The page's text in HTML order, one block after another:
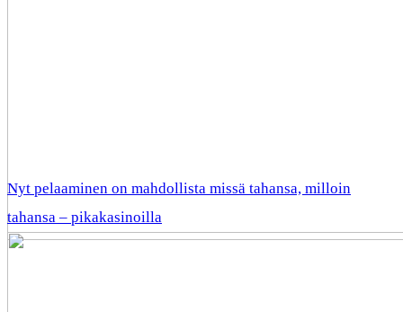
Nyt pelaaminen on mahdollista missä tahansa, milloin
tahansa – pikakasinoilla